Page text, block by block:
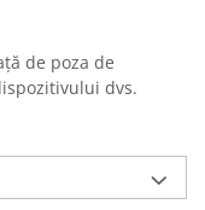
de poza de
dvs.